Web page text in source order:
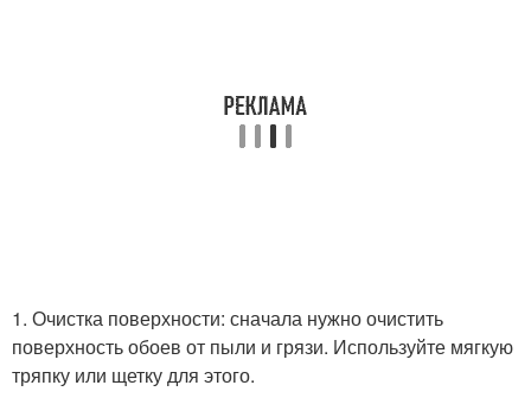
1. Очистка поверхности: сначала нужно очистить
поверхность обоев от пыли и грязи. Используйте мягкую
тряпку или щетку для этого.